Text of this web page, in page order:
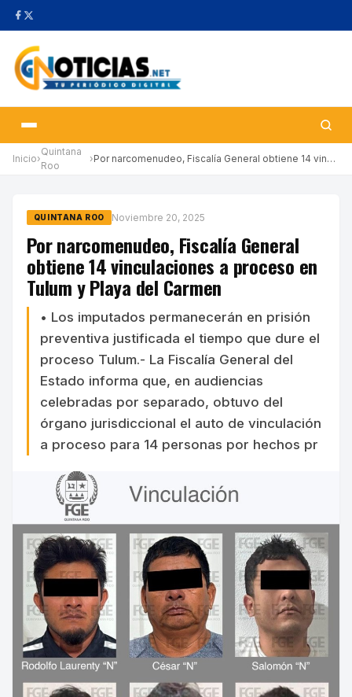
Inicio›
Quintana
Roo
› Por narcomenudeo, Fiscalía General obtiene 14 vinculaciones a pr…
QUINTANA ROO Noviembre 20, 2025
Por narcomenudeo, Fiscalía General
obtiene 14 vinculaciones a proceso en
Tulum y Playa del Carmen
• Los imputados permanecerán en prisión
preventiva justificada el tiempo que dure el
proceso Tulum.- La Fiscalía General del
Estado informa que, en audiencias
celebradas por separado, obtuvo del
órgano jurisdiccional el auto de vinculación
a proceso para 14 personas por hechos pr